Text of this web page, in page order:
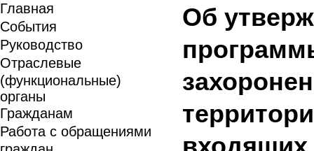
Главная
События
Руководство
Отраслевые
(функциональные)
органы
Гражданам
Работа с обращениями
граждан
Об